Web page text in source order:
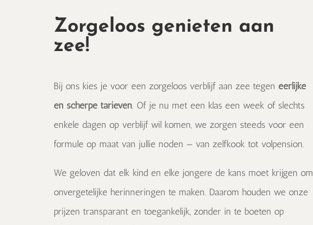
Zorgeloos genieten aan
zee!
Bij ons kies je voor een zorgeloos verblijf aan zee tegen eerlijke
en scherpe tarieven. Of je nu met een klas een week of slechts
enkele dagen op verblijf wil komen, we zorgen steeds voor een
formule op maat van jullie noden — van zelfkook tot volpension.
We geloven dat elk kind en elke jongere de kans moet krijgen om
onvergetelijke herinneringen te maken. Daarom houden we onze
prijzen transparant en toegankelijk, zonder in te boeten op